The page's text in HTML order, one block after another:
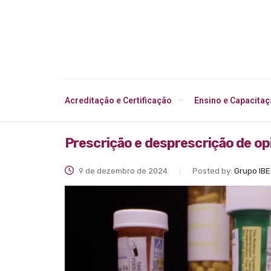
Acreditação e Certificação Ensino e
Prescrição e desprescrição de
9 de dezembro de 2024 Posted by: Grupo